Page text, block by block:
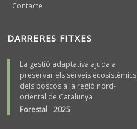
Contacte
DARRERES FITXES
La gestió adaptativa ajuda a
preservar els serveis ecosistèmics
dels boscos a la regió nord-
oriental de Catalunya
Forestal-2025